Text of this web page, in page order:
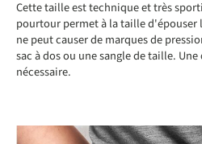
Cette taille est technique et très
pourtour permet à la taille d'épouser
ne peut causer de marques de
sac à dos ou une sangle de taille.
nécessaire.